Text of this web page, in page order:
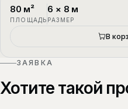
П-4
80 м²
ПЛОЩАДЬ
6 × 8 м
РАЗМЕР
В
ЗАЯВКА
Хотите такой